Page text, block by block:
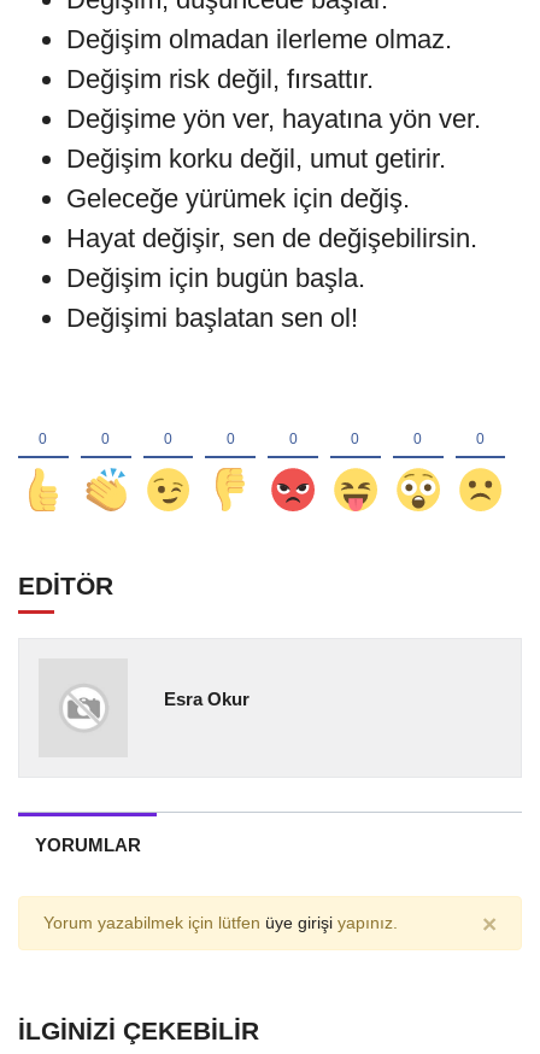
Değişim olmadan ilerleme olmaz.
Değişim risk değil, fırsattır.
Değişime yön ver, hayatına yön ver.
Değişim korku değil, umut getirir.
Geleceğe yürümek için değiş.
Hayat değişir, sen de değişebilirsin.
Değişim için bugün başla.
Değişimi başlatan sen ol!
EDİTÖR
Esra Okur
YORUMLAR
Yorum yazabilmek için lütfen üye girişi yapınız. ×
İLGINIZI ÇEKEBILIR